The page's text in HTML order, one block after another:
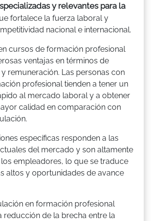
y relevantes para la
fortalece la fuerza laboral y
nacional e internacional.
cursos de formación profesional
ventajas en términos de
remuneración. Las personas con
profesional tienden a tener un
al mercado laboral y a obtener
calidad en comparación con
específicas responden a las
del mercado y son altamente
empleadores, lo que se traduce
altos y oportunidades de avance
en formación profesional
reducción de la brecha entre la